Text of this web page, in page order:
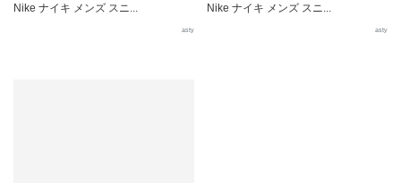
Nike ナイキ メンズ スニ...
asty
Nike ナイキ メンズ スニ...
asty